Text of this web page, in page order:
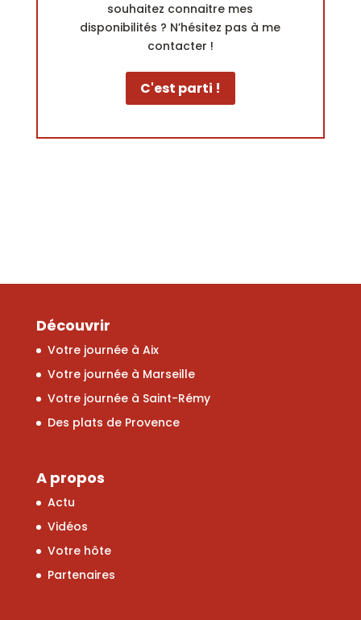
souhaitez connaitre mes
disponibilités ? N’hésitez pas à me
contacter !
C'est parti !
Découvrir
Votre journée à Aix
Votre journée à Marseille
Votre journée à Saint-Rémy
Des plats de Provence
A propos
Actu
Vidéos
Votre hôte
Partenaires